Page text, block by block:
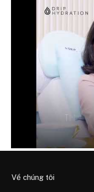
Về chúng tôi